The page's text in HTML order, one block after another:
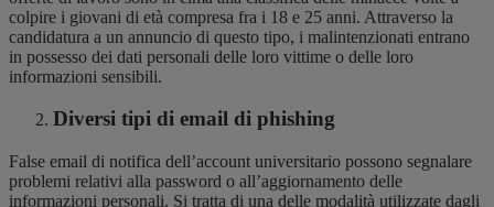
colpire i giovani di età compresa fra i 18 e 25 anni. Attraverso la
candidatura a un annuncio di questo tipo, i malintenzionati entrano
in possesso dei dati personali delle loro vittime o delle loro
informazioni sensibili.
Diversi tipi di email di phishing
False email di notifica dell’account universitario possono segnalare
problemi relativi alla password o all’aggiornamento delle
informazioni personali. Si tratta di una delle modalità utilizzate dagli